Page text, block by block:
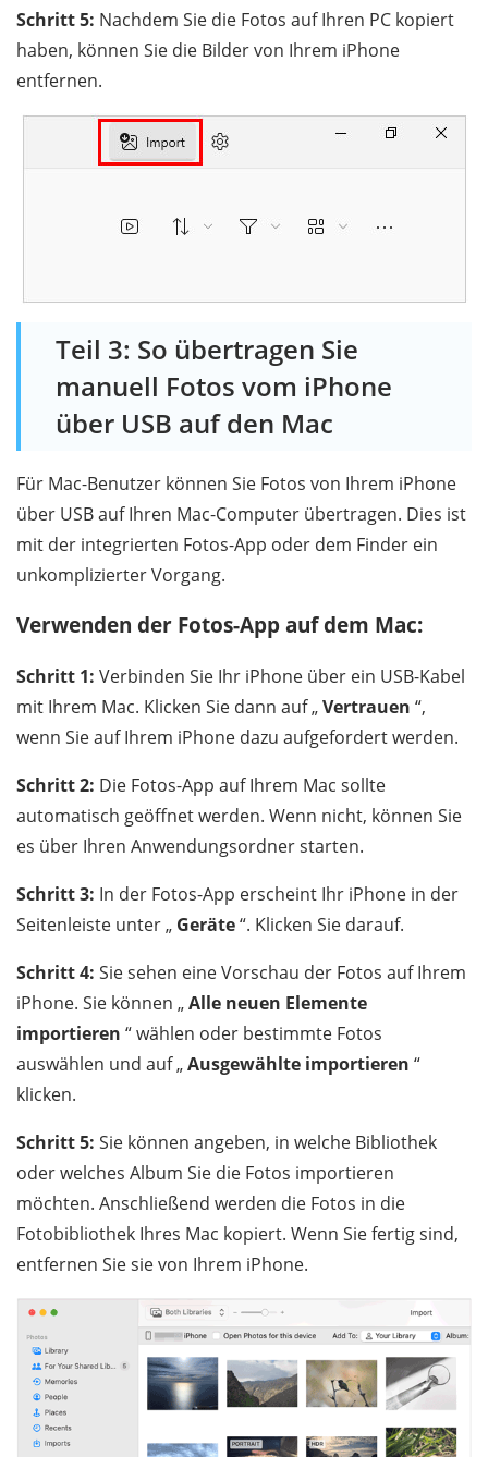
Schritt 5: Nachdem Sie die Fotos auf Ihren PC kopiert
haben, können Sie die Bilder von Ihrem iPhone
entfernen.
Teil 3: So übertragen Sie
manuell Fotos vom iPhone
über USB auf den Mac
Für Mac-Benutzer können Sie Fotos von Ihrem iPhone
über USB auf Ihren Mac-Computer übertragen. Dies ist
mit der integrierten Fotos-App oder dem Finder ein
unkomplizierter Vorgang.
Verwenden der Fotos-App auf dem Mac:
Schritt 1: Verbinden Sie Ihr iPhone über ein USB-Kabel
mit Ihrem Mac. Klicken Sie dann auf „Vertrauen “,
wenn Sie auf Ihrem iPhone dazu aufgefordert werden.
Schritt 2: Die Fotos-App auf Ihrem Mac sollte
automatisch geöffnet werden. Wenn nicht, können Sie
es über Ihren Anwendungsordner starten.
Schritt 3: In der Fotos-App erscheint Ihr iPhone in der
Seitenleiste unter „ Geräte“. Klicken Sie darauf.
Schritt 4: Sie sehen eine Vorschau der Fotos auf Ihrem
iPhone. Sie können „Alle neuen Elemente
importieren “ wählen oder bestimmte Fotos
auswählen und auf „Ausgewählte importieren “
klicken.
Schritt 5: Sie können angeben, in welche Bibliothek
oder welches Album Sie die Fotos importieren
möchten. Anschließend werden die Fotos in die
Fotobibliothek Ihres Mac kopiert. Wenn Sie fertig sind,
entfernen Sie sie von Ihrem iPhone.